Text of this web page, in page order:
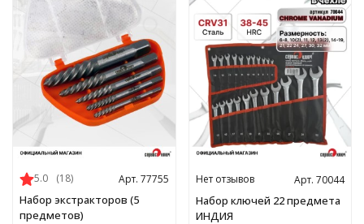
Набор экстракторов (5
предметов)
5.0 (18) Арт. 77755
Набор ключей 22 предмета
ИНДИЯ
Нет отзывов Арт. 70044